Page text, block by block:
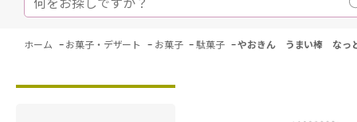
ホーム - お菓子・デザート - お菓子 -駄菓子 -やおきん うまい棒 なっ